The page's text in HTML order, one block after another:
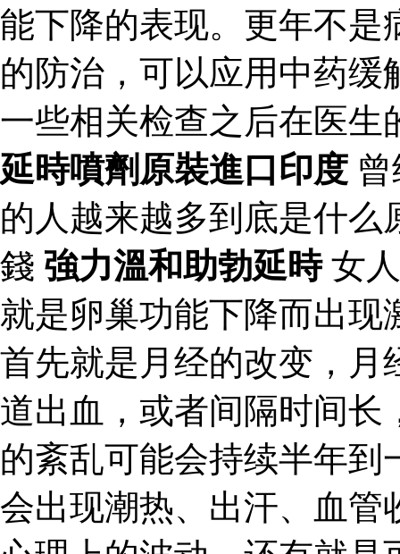
能下降的表现。更年不是
的防治，可以应用中药
一些相关检查之后在医生
延時噴劑原裝進口印度
的人越来越多到底是什么
錢 強力溫和助勃延時女
就是卵巢功能下降而出现
首先就是月经的改变，月
道出血，或者间隔时间长
的紊乱可能会持续半年
会出现潮热、出汗、血管